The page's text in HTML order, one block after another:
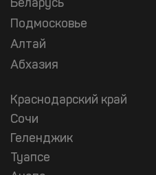
Беларусь
Подмосковье
Алтай
Абхазия
Краснодарский край
Сочи
Геленджик
Туапсе